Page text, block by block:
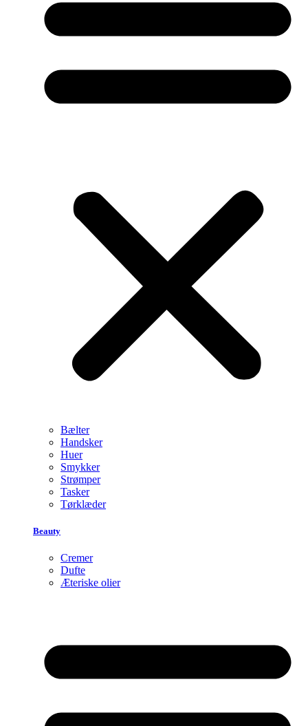
Bælter
Handsker
Huer
Smykker
Strømper
Tasker
Tørklæder
Beauty
Cremer
Dufte
Æteriske olier